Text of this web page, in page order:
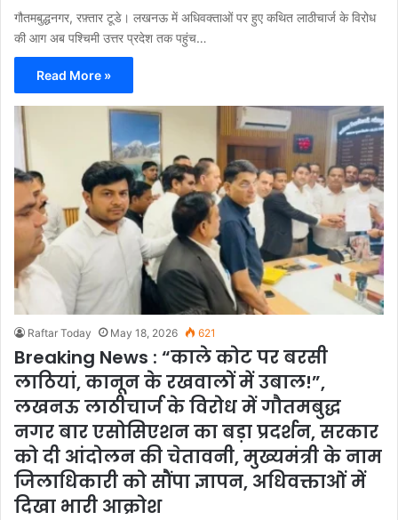
गौतमबुद्धनगर, रफ़्तार टूडे। लखनऊ में अधिवक्ताओं पर हुए कथित लाठीचार्ज के विरोध
की आग अब पश्चिमी उत्तर प्रदेश तक पहुंच…
Read More »
Raftar Today May 18, 2026 621
Breaking News : “काले कोट पर बरसी
लाठियां, कानून के रखवालों में उबाल!”,
लखनऊ लाठीचार्ज के विरोध में गौतमबुद्ध
नगर बार एसोसिएशन का बड़ा प्रदर्शन, सरकार
को दी आंदोलन की चेतावनी, मुख्यमंत्री के नाम
जिलाधिकारी को सौंपा ज्ञापन, अधिवक्ताओं में
दिखा भारी आक्रोश